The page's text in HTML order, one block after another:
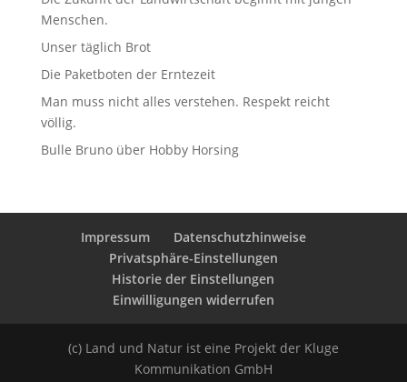
Menschen.
Unser täglich Brot
Die Paketboten der Erntezeit
Man muss nicht alles verstehen. Respekt reicht
völlig.
Bulle Bruno über Hobby Horsing
Impressum
Datenschutzhinweise
Privatsphäre-Einstellungen
Historie der Einstellungen
Einwilligungen widerrufen
(c) Land und Natur ist eine Projekt der Kluge
Kommunikation GmbH